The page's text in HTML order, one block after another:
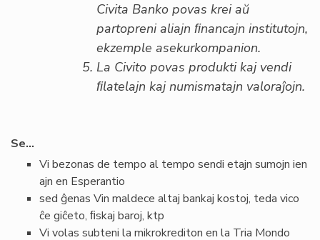
Civita Banko povas krei aŭ
partopreni aliajn ﬁnancajn institutojn,
ekzemple asekurkompanion.
La Civito povas produkti kaj vendi
ﬁlatelajn kaj numismatajn valoraĵojn.
Se…
Vi bezonas de tempo al tempo sendi etajn sumojn ien
ajn en Esperantio
sed ĝenas Vin maldece altaj bankaj kostoj, teda vico
ĉe giĉeto, ﬁskaj baroj, ktp
Vi volas subteni la mikrokrediton en la Tria Mondo